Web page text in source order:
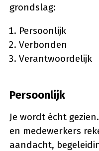
grondslag:
Persoonlijk
Verbonden
Verantwoordelijk
Persoonlijk
Je wordt écht
en medewerkers
aandacht,